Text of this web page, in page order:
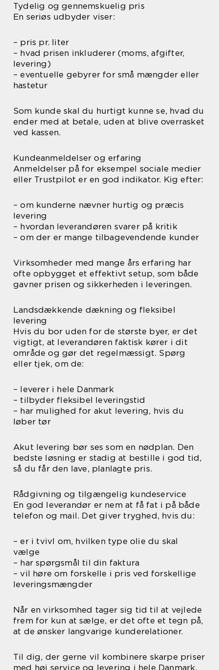
Tydelig og gennemskuelig pris
En seriøs udbyder viser:
– pris pr. liter
– hvad prisen inkluderer (moms, afgifter,
levering)
– eventuelle gebyrer for små mængder eller
hastetur
Som kunde skal du hurtigt kunne se, hvad du
ender med at betale, uden at blive overrasket
ved kassen.
Kundeanmeldelser og erfaring
Anmeldelser på for eksempel sociale medier
eller Trustpilot er en god indikator. Kig efter:
– om kunderne nævner hurtig og præcis
levering
– hvordan leverandøren svarer på kritik
– om der er mange tilbagevendende kunder
Virksomheder med mange års erfaring har
ofte opbygget et effektivt setup, som både
gavner prisen og sikkerheden i leveringen.
Landsdækkende dækning og fleksibel
levering
Hvis du bor uden for de største byer, er det
vigtigt, at leverandøren faktisk kører i dit
område og gør det regelmæssigt. Spørg
eller tjek, om de:
– leverer i hele Danmark
– tilbyder fleksibel leveringstid
– har mulighed for akut levering, hvis du
løber tør
Akut levering bør ses som en nødplan. Den
bedste løsning er stadig at bestille i god tid,
så du får den lave, planlagte pris.
Rådgivning og tilgængelig kundeservice
En god leverandør er nem at få fat i på både
telefon og mail. Det giver tryghed, hvis du:
– er i tvivl om, hvilken type olie du skal
vælge
– har spørgsmål til din faktura
– vil høre om forskelle i pris ved forskellige
leveringsmængder
Når en virksomhed tager sig tid til at vejlede
frem for kun at sælge, er det ofte et tegn på,
at de ønsker langvarige kunderelationer.
Til dig, der gerne vil kombinere skarpe priser
med høj service og levering i hele Danmark,